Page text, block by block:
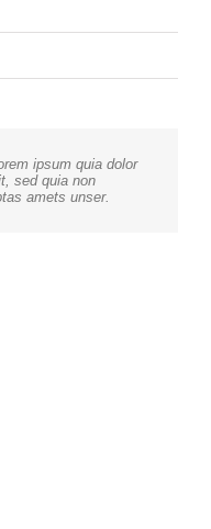
ipsum quia dolor
sed quia non
amets unser.